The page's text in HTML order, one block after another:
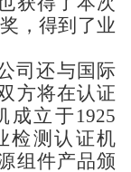
，得到了业
司还与国际
方将在认证
成立于 1925
检测认证机
组件产品颁